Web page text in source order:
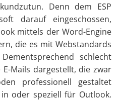
Denn dem ESP
darauf eingeschossen,
mittels der Word-Engine
die es mit Webstandards
schlecht
Mails dargestellt, die zwar
professionell gestaltet
oder speziell für Outlook.